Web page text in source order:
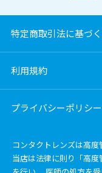
特定商取引法に基づ
利用規約
プライバシーポリシー
コンタクトレンズは高度
当店は法律に則り「高